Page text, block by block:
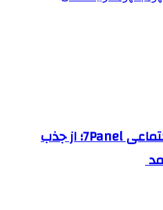
خدمات شبکه‌های اجتماعی 7Panel؛ از جذب